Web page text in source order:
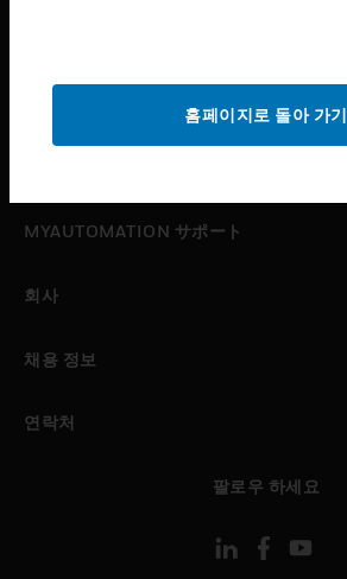
toggle view
toggle view
MYAUTOMATION サポート
회사
채용 정보
연락처
팔로우 하세요
홈페이지로 돌아 가기